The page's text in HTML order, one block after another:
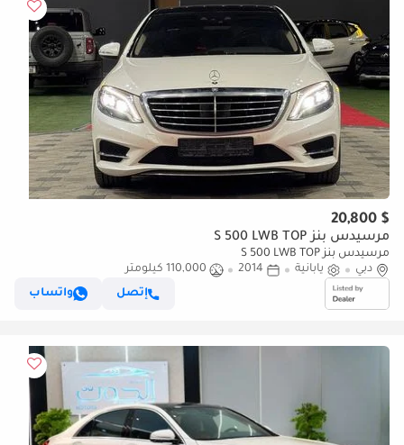
$ 20,800
مرسيدس بنز S 500 LWB TOP
مرسيدس بنز S 500 LWB TOP
دبي
يابانية 2014
110,000 كيلومتر
إتصل
واتساب